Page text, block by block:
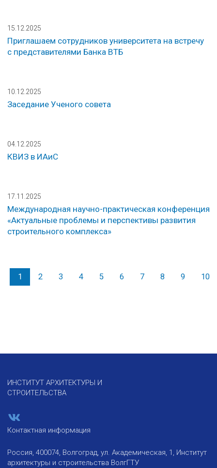
15.12.2025
Приглашаем сотрудников университета на встречу
с представителями Банка ВТБ
10.12.2025
Заседание Ученого совета
04.12.2025
КВИЗ в ИАиС
17.11.2025
Международная научно-практическая конференция
«Актуальные проблемы и перспективы развития
строительного комплекса»
1 2 3 4 5 6 7 8 9 10
ИНСТИТУТ АРХИТЕКТУРЫ И
СТРОИТЕЛЬСТВА
Контактная информация
Россия, 400074, Волгоград, ул. Академическая, 1, Институт
архитектуры и строительства ВолгГТУ